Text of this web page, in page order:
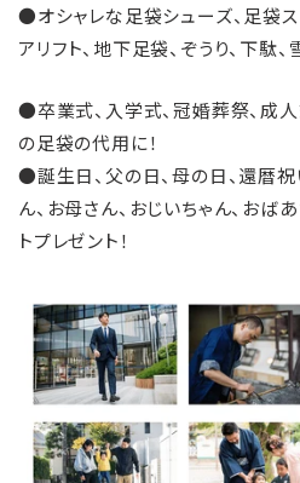
●オシャレな足袋シューズ、足袋ス
アリフト、地下足袋、ぞうり、下駄
●卒業式、入学式、冠婚葬祭、成人
の足袋の代用に！
●誕生日、父の日、母の日、還暦祝
ん、お母さん、おじいちゃん、おば
トプレゼント！